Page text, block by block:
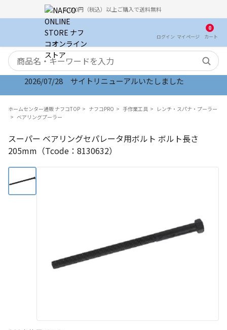
5,000円（税込）以上ご購入で送料無料
ログイン マイ ページ
0
カート
検索キーワード
2026/07/28 サイトリニューアルいたしました
ホームセンター通販 ナフコTOP ナフコPRO 手作業工具
レンチ・スパナ・プーラー
ベアリングプーラー
スーパー ベアリングセパレータ用ボルト ボルト長さ
205mm（Tcode：8130632）